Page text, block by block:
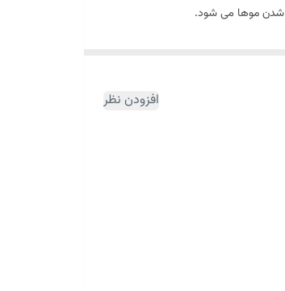
شدن موها می شود.
افزودن نظر